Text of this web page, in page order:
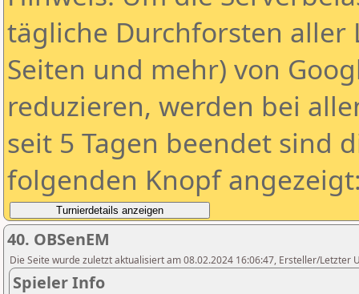
tägliche Durchforsten aller
Seiten und mehr) von
reduzieren, werden bei
seit 5 Tagen beendet sind
folgenden Knopf
40. OBSenEM
Die Seite wurde zuletzt aktualisiert am 08.02.2024 16:06:47, Ersteller/Letzter
Spieler Info